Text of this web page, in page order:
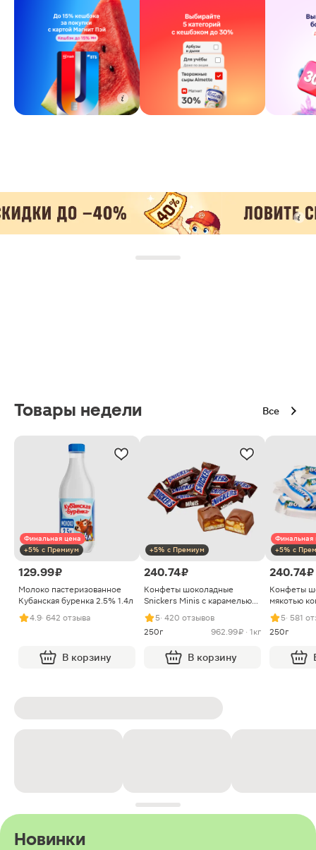
Товары недели Все
Финальная цена
+5% с Премиум
129.99 ₽
Молоко пастеризованное
Кубанская буренка 2.5% 1.4л
4.9· 642 отзыва
В корзину
+5% с Премиум
240.74 ₽
Конфеты шоколадные
Snickers Minis с карамелью
арахисом и нугой
5· 420 отзывов
250г
962.99 ₽ · 1кг
В корзину
Финальная
+5% с
240.74 ₽
Конфеты
мякотью
5· 581
250г
Новинки